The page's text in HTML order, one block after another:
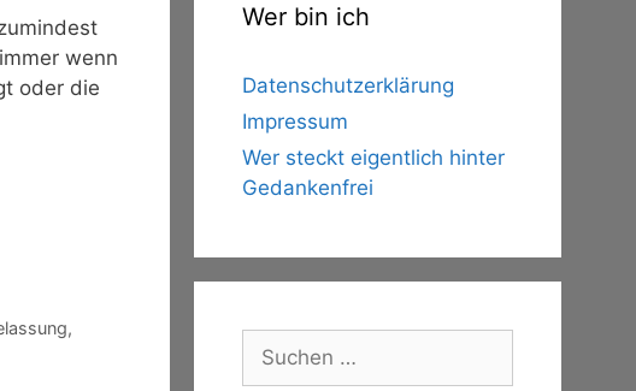
wenn
oder die
,
Wer bin ich
Datenschutzerklärung
Impressum
Wer steckt eigentlich hinter
Gedankenfrei
nach: